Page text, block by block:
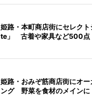
姫路・本町商店街にセレク
te」 古着や家具など500点
姫路・おみぞ筋商店街にオ
ング 野菜を食材のメインに